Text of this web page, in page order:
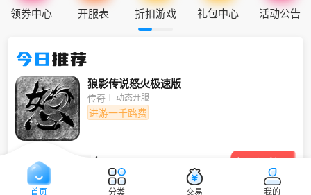
领券中心 开服表 折扣游戏 礼包中心 活动公告
今日推荐
狼影传说怒火极速版
传奇 动态开服
进游一千路费
三职业神器打金 
首页 分类 交易 我的